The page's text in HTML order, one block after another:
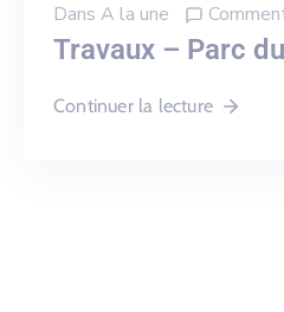
Dans A la une
Travaux – Parc
Continuer la lecture